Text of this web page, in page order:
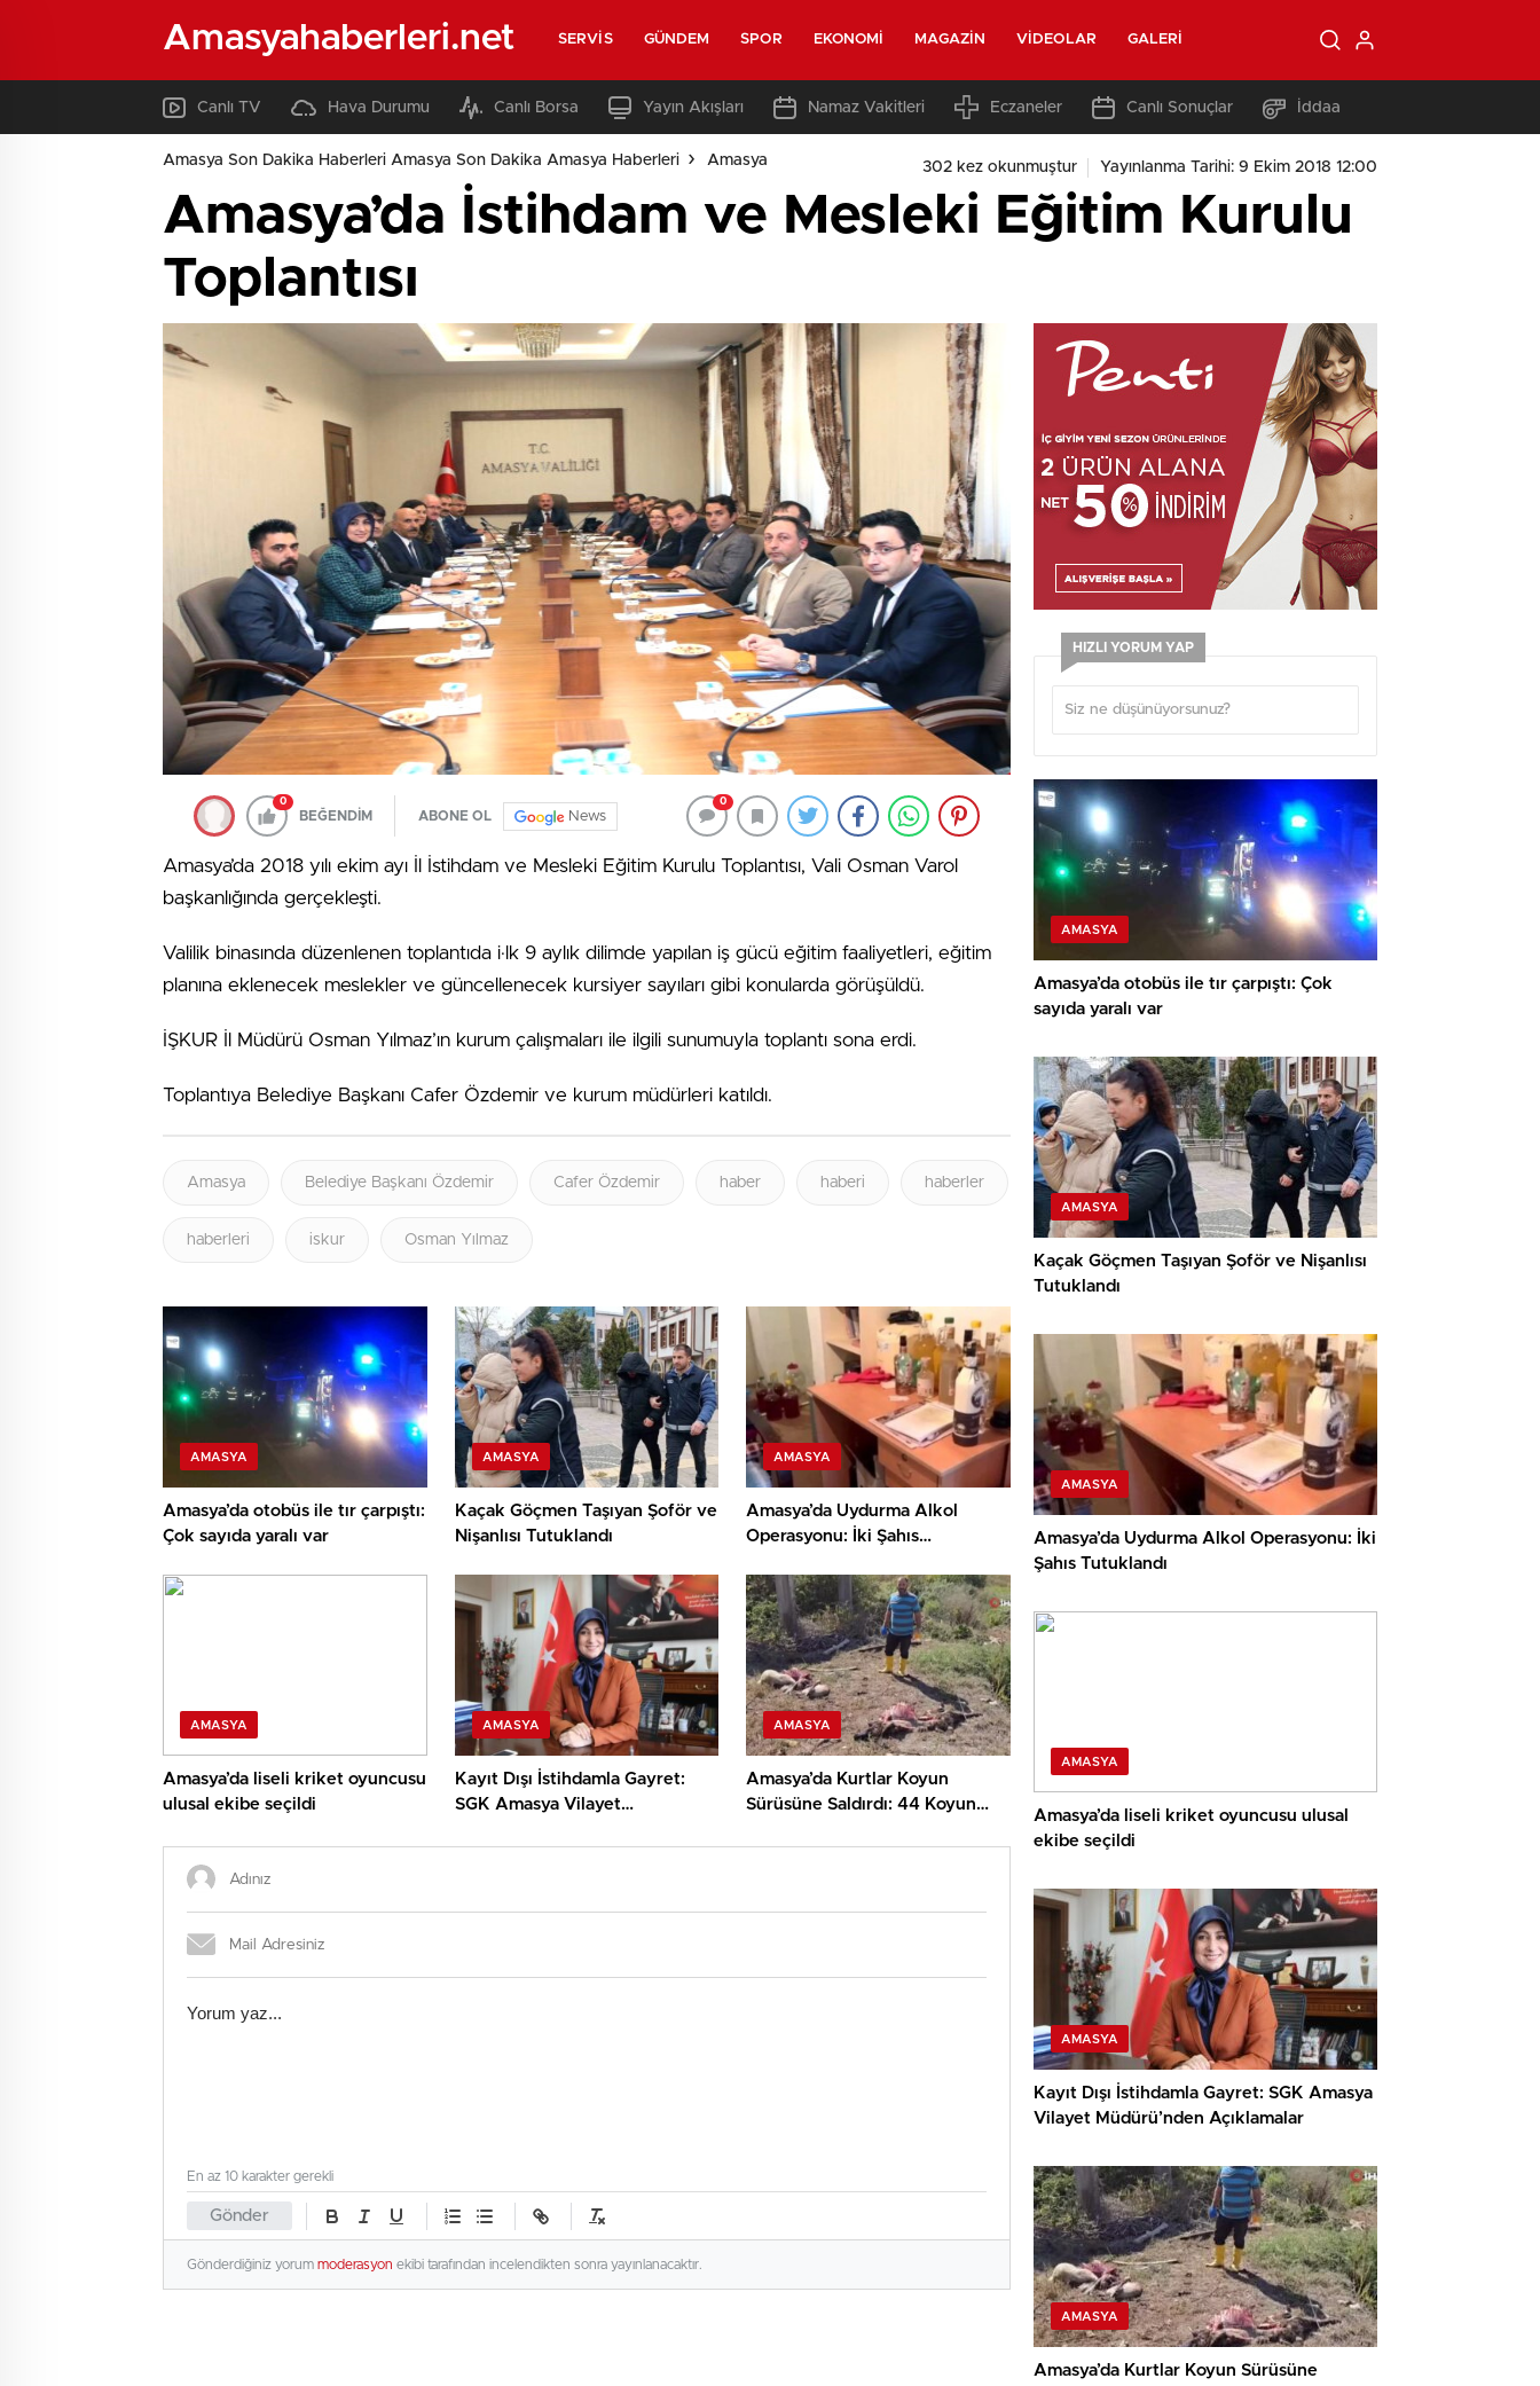
Amasyahaberleri.net SERVIS GÜNDEM SPOR EKONOMI MAGAZIN VIDEOLAR GALERI
Canlı TV Hava Durumu Canlı Borsa Yayın Akışları Namaz Vakitleri Eczaneler Canlı Sonuçlar İddaa
Amasya Son Dakika Haberleri Amasya Son Dakika Amasya Haberleri Amasya 302 kez okunmuştur Yayınlanma Tarihi: 9 Ekim 2018 12:00
Amasya’da İstihdam ve Mesleki Eğitim Kurulu
Toplantısı
0
BEĞENDİM ABONE OL News
0
Amasya’da 2018 yılı ekim ayı İl İstihdam ve Mesleki Eğitim Kurulu Toplantısı, Vali Osman Varol
başkanlığında gerçekleşti.
Valilik binasında düzenlenen toplantıda i·lk 9 aylık dilimde yapılan iş gücü eğitim faaliyetleri, eğitim
planına eklenecek meslekler ve güncellenecek kursiyer sayıları gibi konularda görüşüldü.
İŞKUR İl Müdürü Osman Yılmaz’ın kurum çalışmaları ile ilgili sunumuyla toplantı sona erdi.
Toplantıya Belediye Başkanı Cafer Özdemir ve kurum müdürleri katıldı.
Amasya Belediye Başkanı Özdemir Cafer Özdemir haber haberi haberler
haberleri iskur Osman Yılmaz
AMASYA
Amasya’da otobüs ile tır çarpıştı:
Çok sayıda yaralı var
AMASYA
Kaçak Göçmen Taşıyan Şoför ve
Nişanlısı Tutuklandı
AMASYA
Amasya’da Uydurma Alkol
Operasyonu: İki Şahıs
AMASYA
Amasya’da liseli kriket oyuncusu
ulusal ekibe seçildi
AMASYA
Kayıt Dışı İstihdamla Gayret:
SGK Amasya Vilayet
AMASYA
Amasya’da Kurtlar Koyun
Sürüsüne Saldırdı: 44 Koyun
Gönder
En az 10 karakter gerekli
Gönderdiğiniz yorum moderasyon ekibi tarafından incelendikten sonra yayınlanacaktır.
HIZLI YORUM YAP
AMASYA
Amasya’da otobüs ile tır çarpıştı: Çok
sayıda yaralı var
AMASYA
Kaçak Göçmen Taşıyan Şoför ve Nişanlısı
Tutuklandı
AMASYA
Amasya’da Uydurma Alkol Operasyonu: İki
Şahıs Tutuklandı
AMASYA
Amasya’da liseli kriket oyuncusu ulusal
ekibe seçildi
AMASYA
Kayıt Dışı İstihdamla Gayret: SGK Amasya
Vilayet Müdürü’nden Açıklamalar
AMASYA
Amasya’da Kurtlar Koyun Sürüsüne